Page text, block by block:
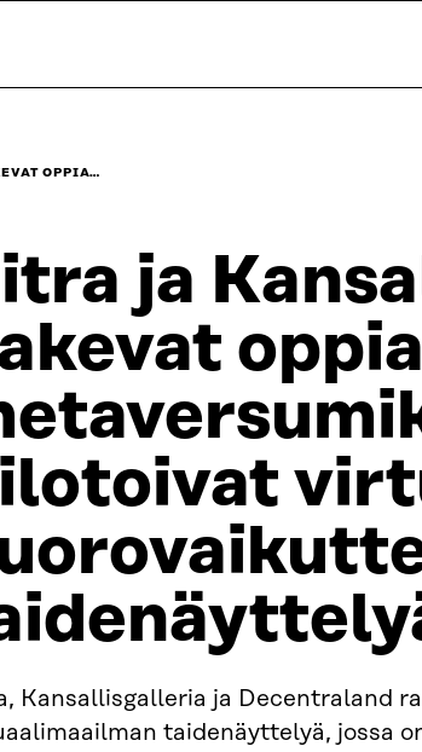
OPPIA…
ja
oppia
Kansallisgalleria ja Decentraland
taidenäyttelyä, jossa